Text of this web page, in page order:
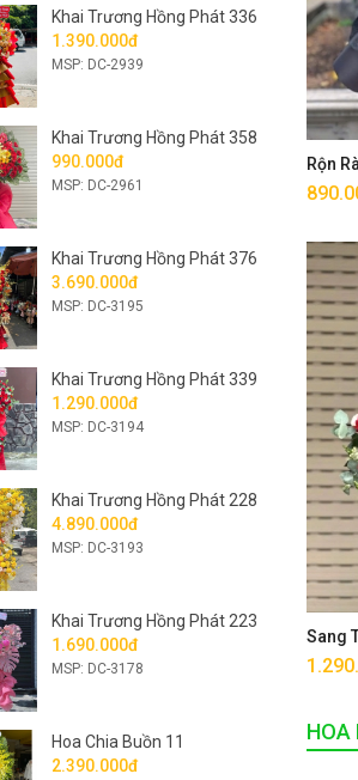
Rộn
Sang
HOA
Khai Trương Hồng Phát 336
1.390.000đ
MSP: DC-2939
Khai Trương Hồng Phát 358
990.000đ
MSP: DC-2961
Khai Trương Hồng Phát 376
3.690.000đ
MSP: DC-3195
Khai Trương Hồng Phát 339
1.290.000đ
MSP: DC-3194
Khai Trương Hồng Phát 228
4.890.000đ
MSP: DC-3193
Khai Trương Hồng Phát 223
1.690.000đ
MSP: DC-3178
Hoa Chia Buồn 11
2.390.000đ